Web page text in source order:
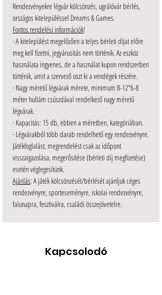
Rendezvényekre légvár kölcsönzés, ugrálóvár bérlés,
országos kitelepüléssel Dreams & Games.
Fontos rendelési információk!
· A kitelepülést megelőzően a teljes bérleti díjat előre
meg kell fizetni, jegyárusitás nem történik. Az eszköz
használata ingyenes, de a használat kupon rendszerben
történik, amit a szervező oszt ki a vendégek részére.
· Nagy méretű légvárak mérete, minimum 8-12*6-8
méter hullám csúszdával rendelkező nagy méretű
légvárak.
· Kapacitás: 15 db, ebben a méretben, kategóriában.
· Légvárakból több darab rendelhető egy rendezvényre.
Játékfoglalást, megrendelést csak az időpont
visszaigazolása, megerősítése (bérleti díj megfizetése)
esetén véglegesítünk.
Ajánlás: A játék kölcsönzését/bérlését ajánljuk céges
rendezvényre, sporteseményre, iskolai rendezvényre,
falunapra, fesztiválra, családi összejövetelre.
Kapcsolodó